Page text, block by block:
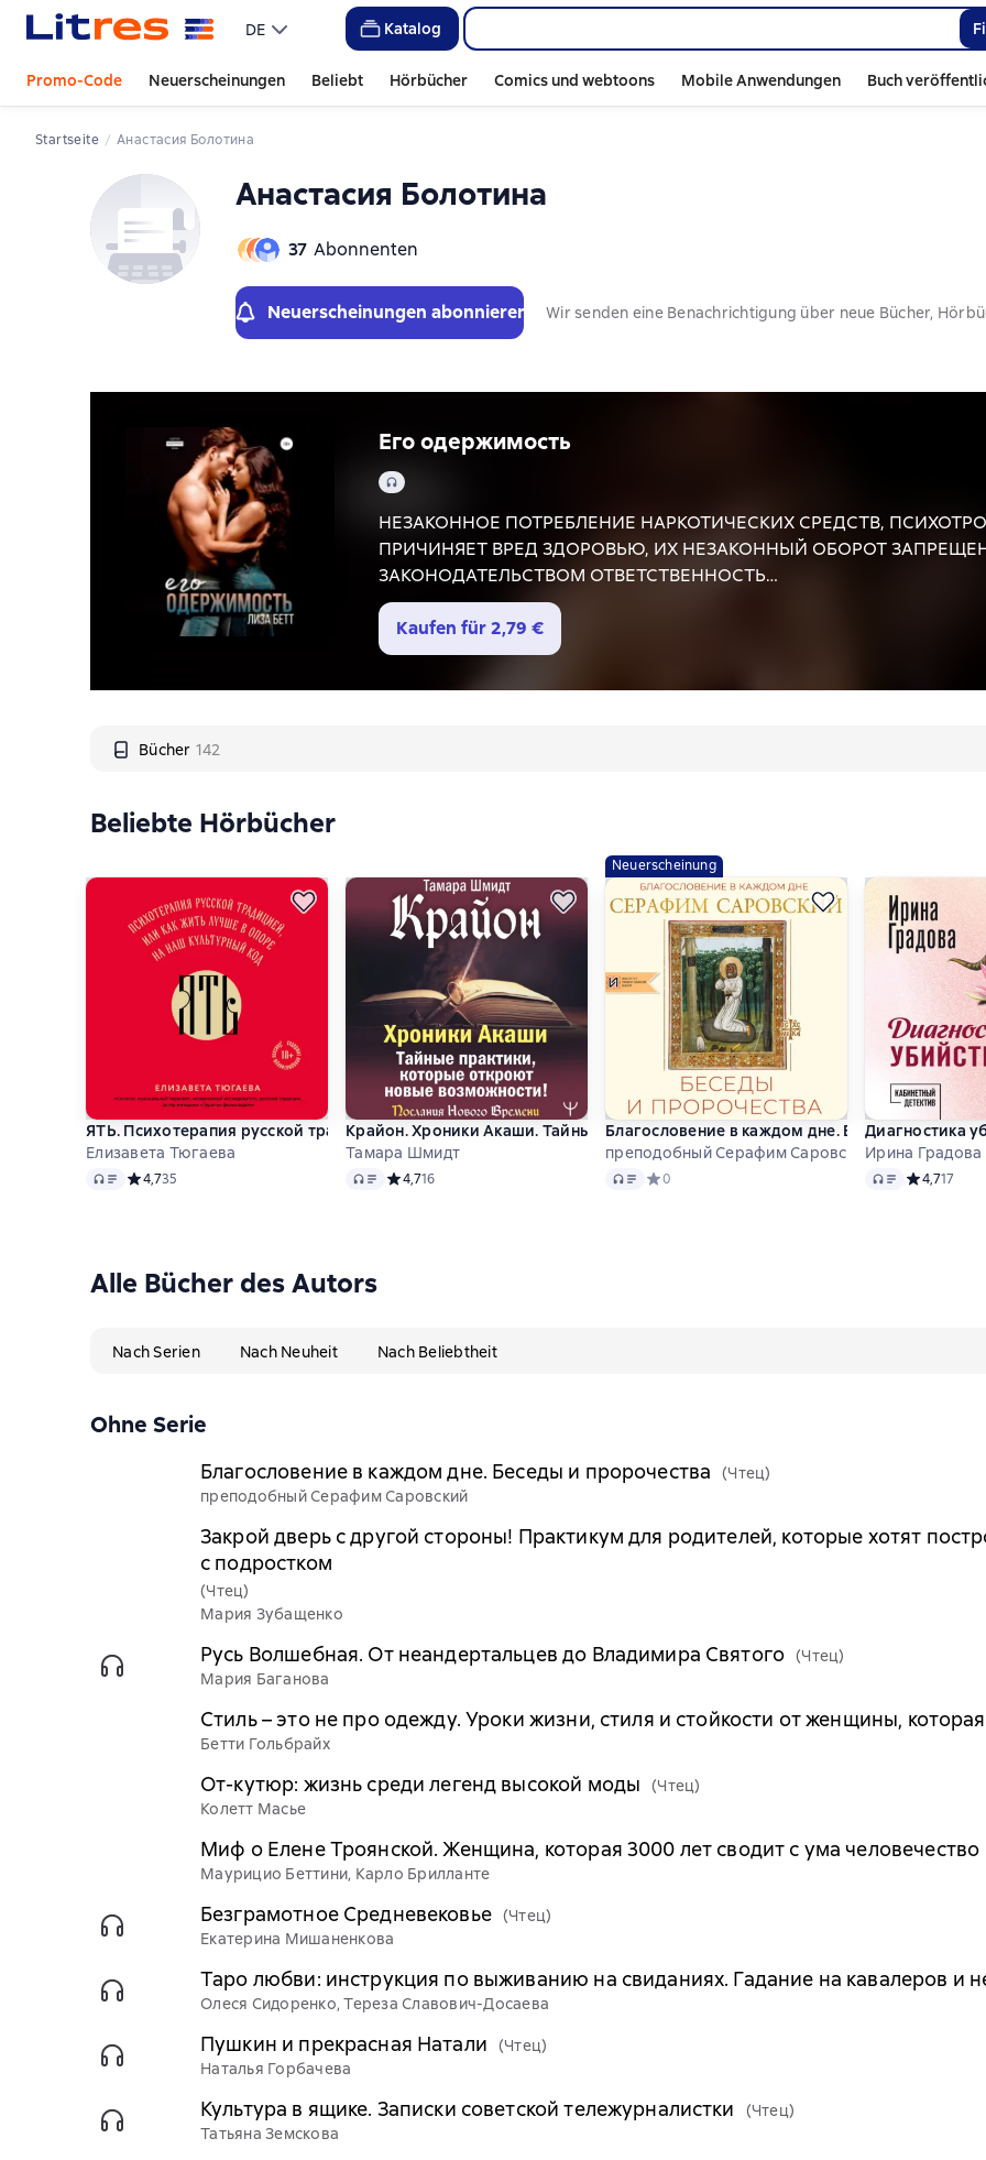
DE Katalog
Promo-Code Neuerscheinungen Beliebt Hörbücher Comics und webtoons Mobile Anwendungen Buch
Startseite Анастасия Болотина
Анастасия Болотина
37 Abonnenten
Neuerscheinungen abonnieren Wir senden eine Benachrichtigung über neue Bücher,
Его одержимость
Audio
НЕЗАКОННОЕ ПОТРЕБЛЕНИЕ НАРКОТИЧЕСКИХ СРЕДСТВ,
ПРИЧИНЯЕТ ВРЕД ЗДОРОВЬЮ, ИХ НЕЗАКОННЫЙ ОБОРОТ
ЗАКОНОДАТЕЛЬСТВОМ ОТВЕТСТВЕННОСТЬ
Когда-то я была влюблена в него, но он растоптал мои чувства.
жизнь. Но он вновь появился, полный решимости не дать мне выйти
пугающий, безжалостный. Готовый на шантаж, чтобы я вновь
Kaufen für2,79 €
Bücher 142
Слайдер с книгами
Beliebte Hörbücher
ЯТЬ. Психотерапия русской традицией, или как жить лучше в опоре на наш культурный код
Елизавета Тюгаева
Audio Средний рейтинг 4,7 на основе 35 оценок
4,735
Крайон. Хроники Акаши. Тайные практики, которые откроют новые
Тамара Шмидт
Audio Средний рейтинг 4,7 на основе 16 оценок
4,716
Neuerscheinung
Благословение в каждом дне. Беседы и
преподобный Серафим Саровский
Audio Средний рейтинг 0 на основе 0 оценок
0
Диагностика
Ирина Градова
Audio Средний
4,717
Alle Bücher des Autors
Nach Serien Nach Neuheit Nach Beliebtheit
Ohne Serie
Благословение в каждом дне. Беседы и пророчества
(Чтец)
преподобный Серафим Саровский
Закрой дверь с другой стороны! Практикум для родителей, которые хотят
с подростком
(Чтец)
Мария Зубащенко
Русь Волшебная. От неандертальцев до Владимира Святого (Чтец)
Мария Баганова
Стиль – это не про одежду. Уроки жизни, стиля и стойкости от женщины,
Бетти Гольбрайх
От-кутюр: жизнь среди легенд высокой моды
(Чтец)
Колетт Масье
Миф о Елене Троянской. Женщина, которая 3000 лет сводит с ума человечество
Маурицио Беттини, Карло Брилланте
Безграмотное Средневековье (Чтец)
Екатерина Мишаненкова
Таро любви: инструкция по выживанию на свиданиях. Гадание на кавалеров и
Олеся Сидоренко, Тереза Славович-Досаева
Пушкин и прекрасная Натали
(Чтец)
Наталья Горбачева
Культура в ящике. Записки советской тележурналистки
(Чтец)
Татьяна Земскова